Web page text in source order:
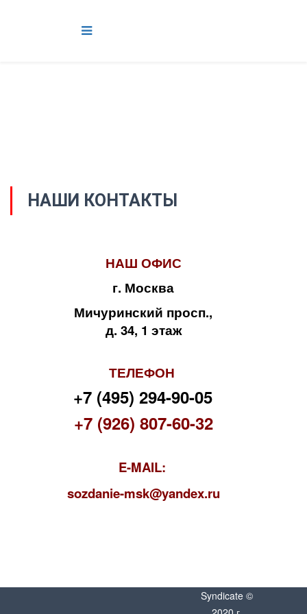
НАШИ КОНТАКТЫ
НАШ ОФИС
г. Москва
Мичуринский просп.,
д. 34, 1 этаж
ТЕЛЕФОН
+7 (495) 294-90-05
+7 (926) 807-60-32
E-MAIL:
sozdanie-msk@yandex.ru
Syndicate ©